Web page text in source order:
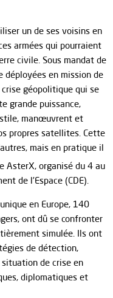
un de ses voisins en
armées qui pourraient
civile. Sous mandat de
déployées en mission de
géopolitique qui se
grande puissance,
manœuvrent et
propres satellites. Cette
mais en pratique il
AsterX, organisé du 4 au
de l’Espace (CDE).
en Europe, 140
ont dû se confronter
simulée. Ils ont
de détection,
situation de crise en
diplomatiques et